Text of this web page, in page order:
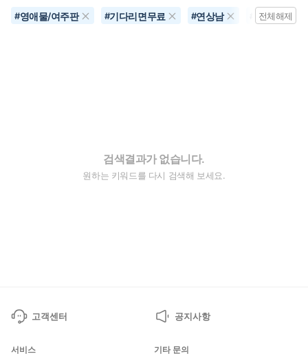
#영애물/여주판 #기다리면무료 #연상남 코믹물
전체해제
검색결과가 없습니다.
원하는 키워드를 다시 검색해 보세요.
고객센터 공지사항
서비스 기타 문의